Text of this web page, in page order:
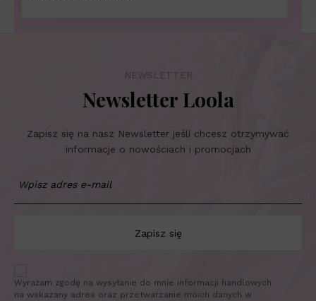
NEWSLETTER
Newsletter Loola
Zapisz się na nasz Newsletter jeśli chcesz otrzymywać
informacje o nowościach i promocjach
Zapisz się
Wyrażam zgodę na wysyłanie do mnie informacji handlowych
na wskazany adres oraz przetwarzanie moich danych w